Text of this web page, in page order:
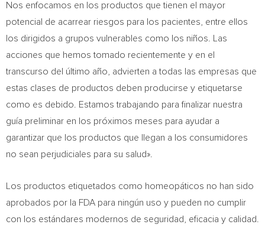
Nos enfocamos en los productos que tienen el mayor
potencial de acarrear riesgos para los pacientes, entre ellos
los dirigidos a grupos vulnerables como los niños. Las
acciones que hemos tomado recientemente y en el
transcurso del último año, advierten a todas las empresas que
estas clases de productos deben producirse y etiquetarse
como es debido. Estamos trabajando para finalizar nuestra
guía preliminar en los próximos meses para ayudar a
garantizar que los productos que llegan a los consumidores
no sean perjudiciales para su salud».
Los productos etiquetados como homeopáticos no han sido
aprobados por la FDA para ningún uso y pueden no cumplir
con los estándares modernos de seguridad, eficacia y calidad.